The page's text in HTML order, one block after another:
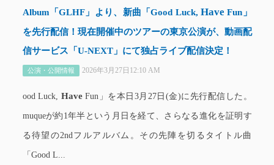
Album「GLHF」より、新曲「Good Luck, Have Fun」
を先行配信！現在開催中のツアーの東京公演が、動画配
信サービス「U-NEXT」にて独占ライブ配信決定！
公演・公開情報 2026年3月27日12:10 AM
ood Luck, HaveFun」を本日3月27日(金)に先行配信した。
muqueが約1年半という月日を経て、さらなる進化を証明す
る待望の2ndフルアルバム。その先陣を切るタイトル曲
「Good L...